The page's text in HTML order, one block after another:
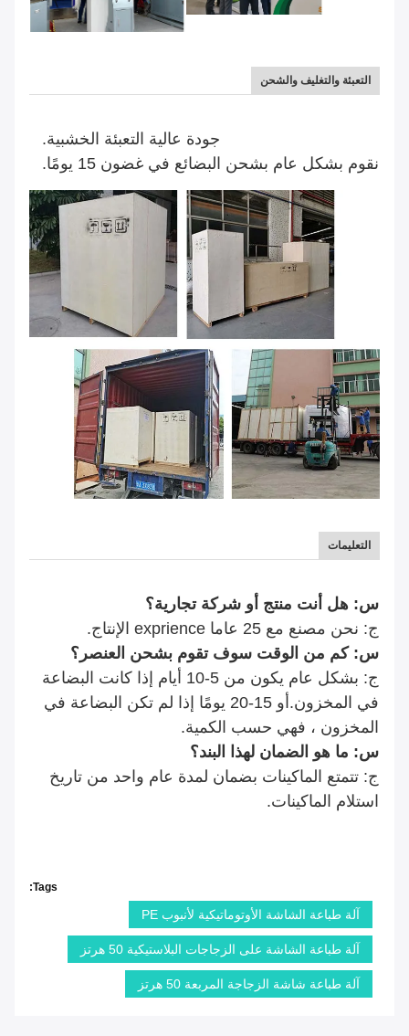
التعبئة والتغليف والشحن
جودة عالية التعبئة الخشبية.
نقوم بشكل عام بشحن البضائع في غضون 15 يومًا.
التعليمات
س: هل أنت منتج أو شركة تجارية؟
ج: نحن مصنع مع 25 عاما exprience الإنتاج.
س: كم من الوقت سوف تقوم بشحن العنصر؟
ج: بشكل عام يكون من 5-10 أيام إذا كانت البضاعة
في المخزون.أو 15-20 يومًا إذا لم تكن البضاعة في
المخزون ، فهي حسب الكمية.
س: ما هو الضمان لهذا البند؟
ج: تتمتع الماكينات بضمان لمدة عام واحد من تاريخ
استلام الماكينات.
Tags:
آلة طباعة الشاشة الأوتوماتيكية لأنبوب PE
آلة طباعة الشاشة على الزجاجات البلاستيكية 50 هرتز
آلة طباعة شاشة الزجاجة المربعة 50 هرتز